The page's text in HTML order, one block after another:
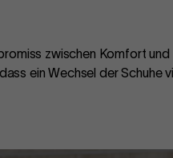
zwischen Komfort
ein Wechsel der Schuhe